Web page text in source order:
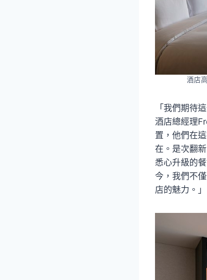
酒店
「我們期待
酒店總經理
置，他們在
在。是次翻
悉心升級的
今，我們不
店的魅力。」